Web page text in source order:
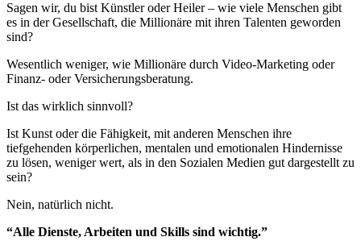
Sagen wir, du bist Künstler oder Heiler – wie viele Menschen gibt
es in der Gesellschaft, die Millionäre mit ihren Talenten geworden
sind?
Wesentlich weniger, wie Millionäre durch Video-Marketing oder
Finanz- oder Versicherungsberatung.
Ist das wirklich sinnvoll?
Ist Kunst oder die Fähigkeit, mit anderen Menschen ihre
tiefgehenden körperlichen, mentalen und emotionalen Hindernisse
zu lösen, weniger wert, als in den Sozialen Medien gut dargestellt zu
sein?
Nein, natürlich nicht.
“Alle Dienste, Arbeiten und Skills sind wichtig.”